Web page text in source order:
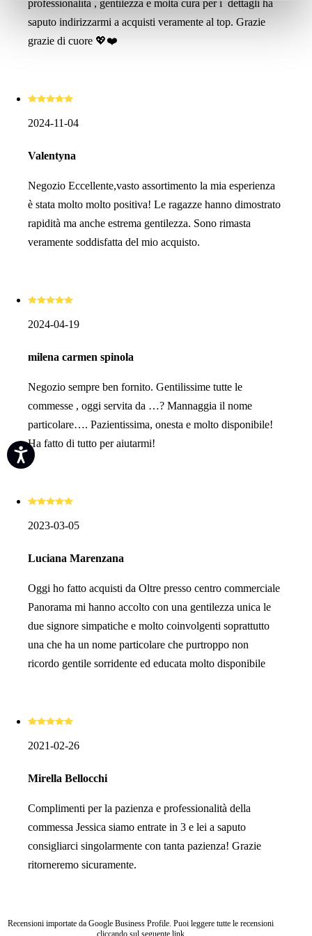
professionalità , gentilezza e molta cura per i dettagli ha
saputo indirizzarmi a acquisti veramente al top. Grazie
grazie di cuore 💖❤️
2024-11-04
Valentyna
Negozio Eccellente,vasto assortimento la mia esperienza
è stata molto molto positiva! Le ragazze hanno dimostrato
rapidità ma anche estrema gentilezza. Sono rimasta
veramente soddisfatta del mio acquisto.
2024-04-19
milena carmen spinola
Negozio sempre ben fornito. Gentilissime tutte le
commesse , oggi servita da …? Mannaggia il nome
particolare…. Pazientissima, onesta e molto disponibile!
Ha fatto di tutto per aiutarmi!
2023-03-05
Luciana Marenzana
Oggi ho fatto acquisti da Oltre presso centro commerciale
Panorama mi hanno accolto con una gentilezza unica le
due signore simpatiche e molto coinvolgenti soprattutto
una che ha un nome particolare che purtroppo non
ricordo gentile sorridente ed educata molto disponibile
2021-02-26
Mirella Bellocchi
Complimenti per la pazienza e professionalità della
commessa Jessica siamo entrate in 3 e lei a saputo
consigliarci singolarmente con tanta pazienza! Grazie
ritorneremo sicuramente.
Recensioni importate da Google Business Profile. Puoi leggere tutte le recensioni
cliccando sul seguente link